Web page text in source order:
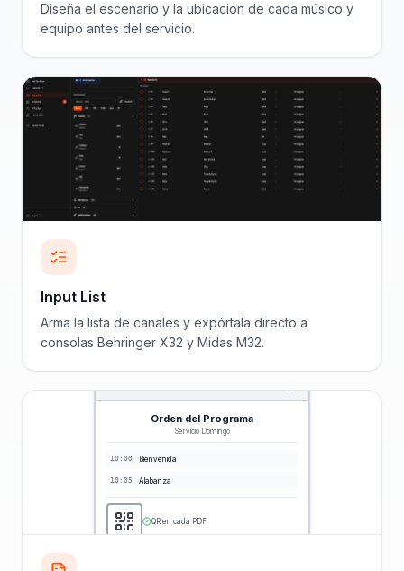
Diseña el escenario y la ubicación de cada músico y
equipo antes del servicio.
Input List
Arma la lista de canales y expórtala directo a
consolas Behringer X32 y Midas M32.
Orden del Programa
Servicio Domingo
10:00 Bienvenida
10:05 Alabanza
QR en cada PDF